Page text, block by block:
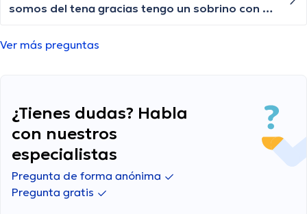
médica?
somos del tena gracias tengo un sobrino con un
iniciando la necrosis es urgente otra valoración
Ver más preguntas
¿Tienes dudas? Habla
con nuestros
especialistas
Pregunta de forma anónima
Pregunta gratis